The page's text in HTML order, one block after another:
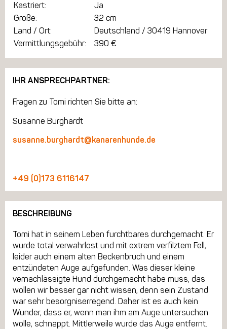
Kastriert:
Ja
Größe:
32 cm
Land / Ort:
Deutschland / 30419 Hannover
Vermittlungsgebühr:
390 €
IHR ANSPRECHPARTNER:
Fragen zu Tomi richten Sie bitte an:
Susanne Burghardt
susanne.burghardt@kanarenhunde.de
+49 (0)173 6116147
BESCHREIBUNG
Tomi hat in seinem Leben furchtbares durchgemacht. Er
wurde total verwahrlost und mit extrem verfilztem Fell,
leider auch einem alten Beckenbruch und einem
entzündeten Auge aufgefunden. Was dieser kleine
vernachlässigte Hund durchgemacht habe muss, das
wollen wir besser gar nicht wissen, denn sein Zustand
war sehr besorgniserregend. Daher ist es auch kein
Wunder, dass er, wenn man ihm am Auge untersuchen
wolle, schnappt. Mittlerweile wurde das Auge entfernt.